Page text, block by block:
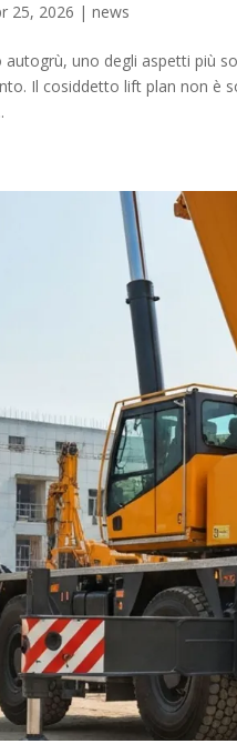
25, 2026 |news
uno degli aspetti più
Il cosiddetto lift plan non è